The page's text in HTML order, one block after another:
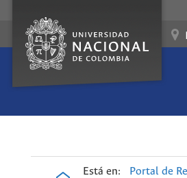
Está en: Portal de